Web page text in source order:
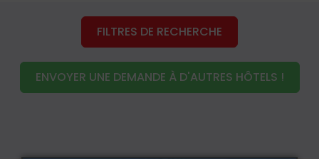
FILTRES DE RECHERCHE
ENVOYER UNE DEMANDE À D'AUTRES HÔTELS !